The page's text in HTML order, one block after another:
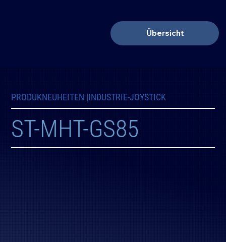
Übersicht
PRODUKNEUHEITEN |INDUSTRIE-JOYSTICK
ST-MHT-GS85